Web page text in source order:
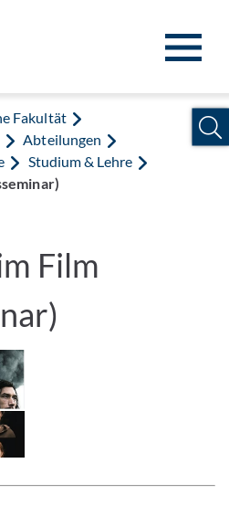
Fakultät
Abteilungen
Studium & Lehre
Film